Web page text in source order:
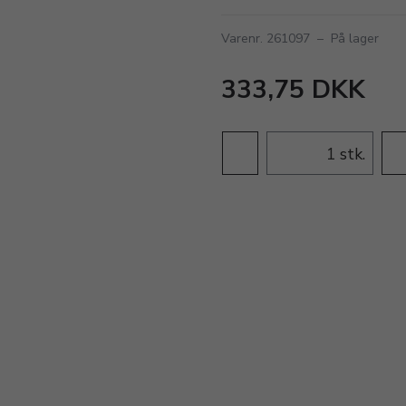
Varenr. 261097 – På lager
333,75 DKK
stk.